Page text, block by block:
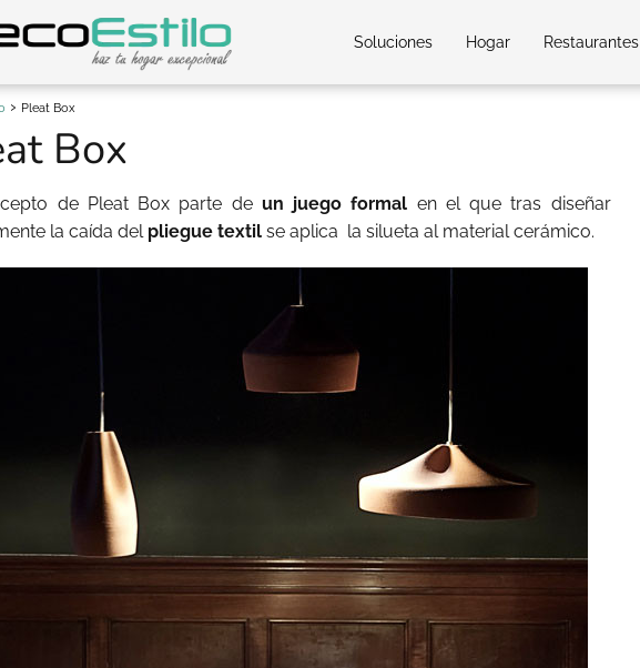
Soluciones Hogar Restaurantes
Pleat Box
Box
de Pleat Box parte de un juego formal en el que tras diseñar
la caída delpliegue textil se aplica la silueta al material cerámico.